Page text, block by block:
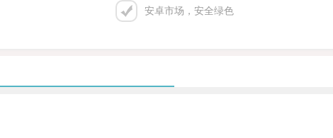
安卓市场，安全绿色